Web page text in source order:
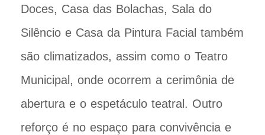
Doces, Casa das Bolachas, Sala do
Silêncio e Casa da Pintura Facial também
são climatizados, assim como o Teatro
Municipal, onde ocorrem a cerimônia de
abertura e o espetáculo teatral. Outro
reforço é no espaço para convivência e